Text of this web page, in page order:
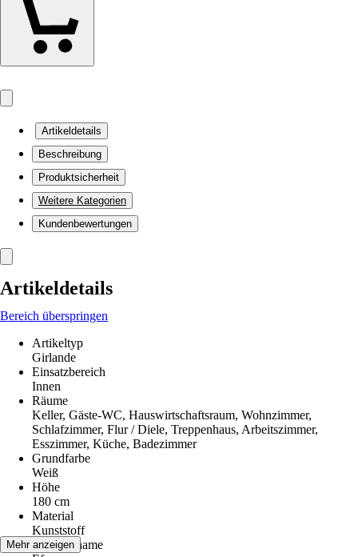
Artikeldetails
Beschreibung
Produktsicherheit
Weitere Kategorien
Kundenbewertungen
Artikeldetails
Bereich überspringen
Artikeltyp
Girlande
Einsatzbereich
Innen
Räume
Keller, Gäste-WC, Hauswirtschaftsraum, Wohnzimmer,
Schlafzimmer, Flur / Diele, Treppenhaus, Arbeitszimmer,
Esszimmer, Küche, Badezimmer
Grundfarbe
Weiß
Höhe
180 cm
Material
Kunststoff
Pflanzenname
Mehr anzeigen